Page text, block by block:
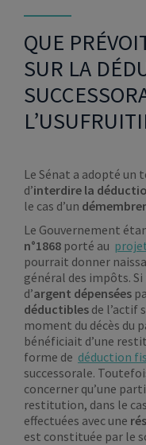
QUE
SUR LA
Le Sénat a adopté
d’interdire la
le cas d’un
Le Gouvernement
n°1868 porté au
pourrait donner
général des impôts.
d’argent dépensées
déductibles de l’actif
moment du décès du
bénéficiait d’une
forme de déduction
successorale.
concerner qu’une
restitution, dans le
effectuées avec une
est constituée par le